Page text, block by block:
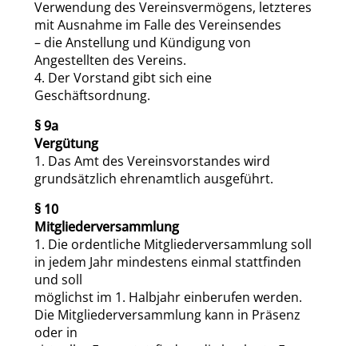
Verwendung des Vereinsvermögens, letzteres
mit Ausnahme im Falle des Vereinsendes
– die Anstellung und Kündigung von
Angestellten des Vereins.
4. Der Vorstand gibt sich eine
Geschäftsordnung.
§ 9a
Vergütung
1. Das Amt des Vereinsvorstandes wird
grundsätzlich ehrenamtlich ausgeführt.
§ 10
Mitgliederversammlung
1. Die ordentliche Mitgliederversammlung soll
in jedem Jahr mindestens einmal stattfinden
und soll
möglichst im 1. Halbjahr einberufen werden.
Die Mitgliederversammlung kann in Präsenz
oder in